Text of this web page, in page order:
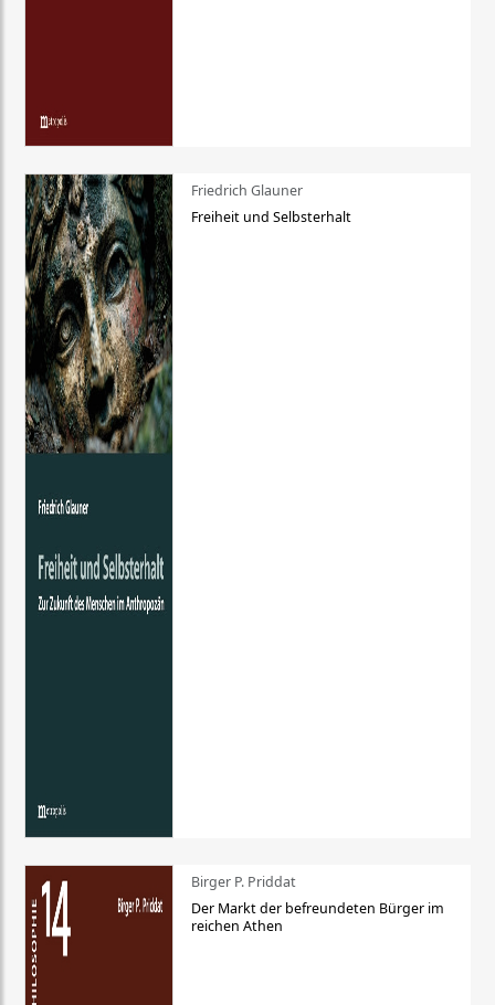
Friedrich Glauner
Freiheit und Selbsterhalt
Birger P. Priddat
Der Markt der befreundeten Bürger im
reichen Athen